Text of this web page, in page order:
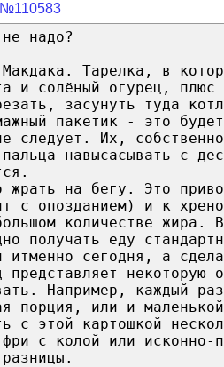
№110583
надо?
Тарелка, в
и солёный огурец,
засунуть туда
пакетик - это
следует. Их,
навысасывать с
на бегу. Это
с опозданием) и к
количестве жира.
получать еду
итменно сегодня, а
некоторую
Например, каждый
порция, или и
с этой картошкой
с колой или исконно-